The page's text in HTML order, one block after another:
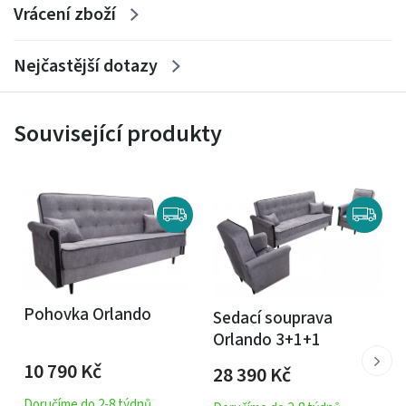
Vrácení zboží
Nejčastější dotazy
Související produkty
Pohovka Orlando
10 790Kč
Sedací souprava
Orlando 3+1+1
28 390Kč